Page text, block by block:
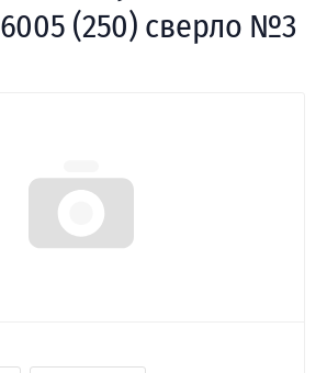
6005 (250) сверло №3